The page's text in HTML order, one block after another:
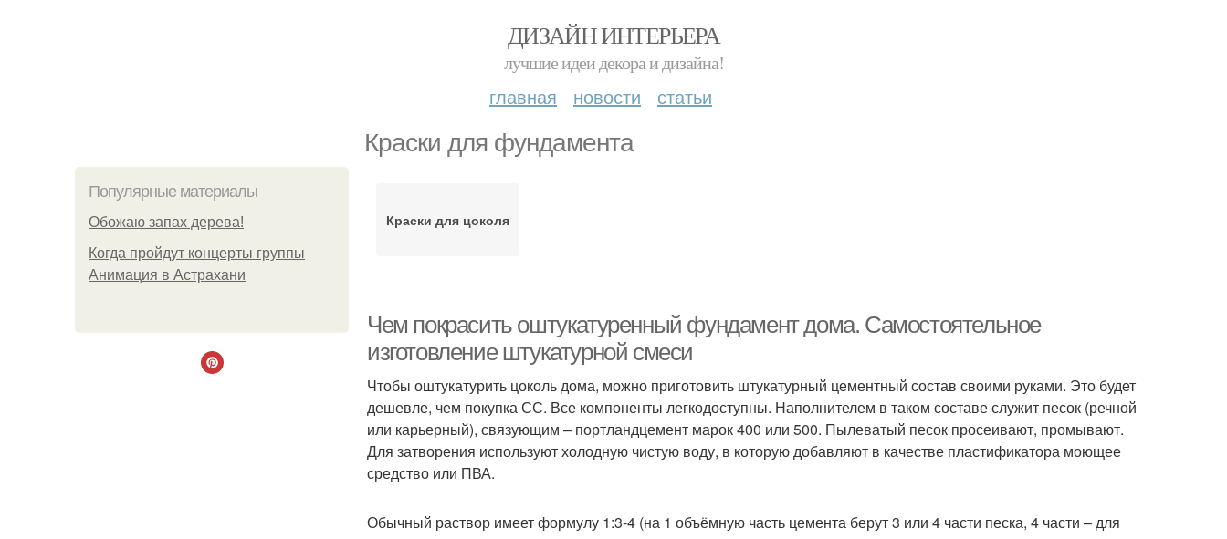
ДИЗАЙН ИНТЕРЬЕРА
лучшие идеи декора и дизайна!
главная новости статьи
Краски для фундамента
Популярные материалы
Обожaю зaпах деpева!
Когда пройдут концерты группы
Анимация в Астрахани
Краски для цоколя
Чем покрасить оштукатуренный фундамент дома. Самостоятельное
изготовление штукатурной смеси
Чтобы оштукатурить цоколь дома, можно приготовить штукатурный цементный состав своими руками. Это будет
дешевле, чем покупка СС. Все компоненты легкодоступны. Наполнителем в таком составе служит песок (речной
или карьерный), связующим – портландцемент марок 400 или 500. Пылеватый песок просеивают, промывают.
Для затворения используют холодную чистую воду, в которую добавляют в качестве пластификатора моющее
средство или ПВА.
Обычный раствор имеет формулу 1:3-4 (на 1 объёмную часть цемента берут 3 или 4 части песка, 4 части – для